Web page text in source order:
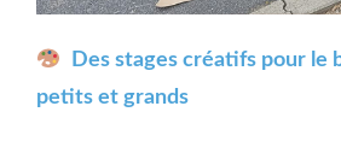
Des stages créatifs pour le
petits et grands